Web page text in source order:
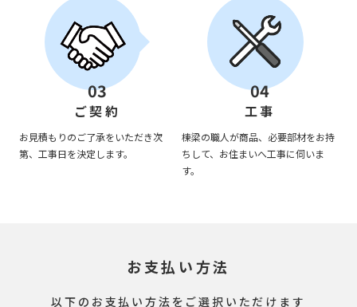
03
ご契約
お見積もりのご了承をいただき次
第、工事日を決定します。
04
工事
棟梁の職人が商品、必要部材をお持
ちして、お住まいへ工事に伺いま
す。
お支払い方法
以下のお支払い方法をご選択いただけます